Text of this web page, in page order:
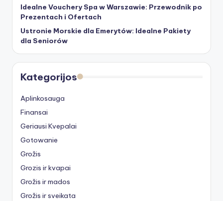
Idealne Vouchery Spa w Warszawie: Przewodnik po
Prezentach i Ofertach
Ustronie Morskie dla Emerytów: Idealne Pakiety
dla Seniorów
Kategorijos
Aplinkosauga
Finansai
Geriausi Kvepalai
Gotowanie
Grožis
Grozis ir kvapai
Grožis ir mados
Grožis ir sveikata